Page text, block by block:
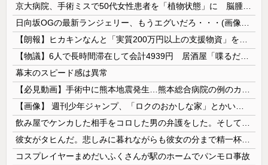
幕末のスピード感は異常
コスプレイヤーまめだいふくさんが駅のホームでパンモロ事故